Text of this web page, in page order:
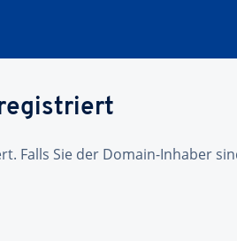
Falls Sie der Domain-Inhaber